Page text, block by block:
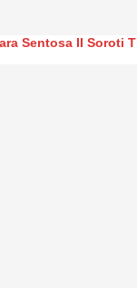
Sentosa II Soroti